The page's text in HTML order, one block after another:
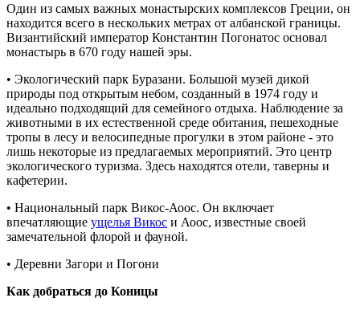
Один из самых важных монастырских комплексов Греции, он
находится всего в нескольких метрах от албанской границы.
Византийский император Константин Погонатос основал
монастырь в 670 году нашей эры.
• Экологический парк Буразани. Большой музей дикой
природы под открытым небом, созданный в 1974 году и
идеально подходящий для семейного отдыха. Наблюдение за
животными в их естественной среде обитания, пешеходные
тропы в лесу и велосипедные прогулки в этом районе - это
лишь некоторые из предлагаемых мероприятий. Это центр
экологического туризма. Здесь находятся отели, таверны и
кафетерии.
• Национальный парк Викос-Аоос. Он включает
впечатляющие ущелья Викос и Аоос, известные своей
замечательной флорой и фауной.
• Деревни Загори и Погони
Как добраться до Коницы